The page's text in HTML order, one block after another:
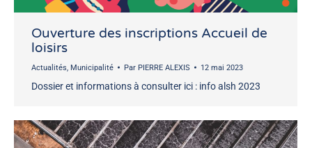
Ouverture des inscriptions Accueil de
loisirs
Actualités, Municipalité Par PIERRE ALEXIS 12 mai 2023
Dossier et informations à consulter ici : info alsh 2023